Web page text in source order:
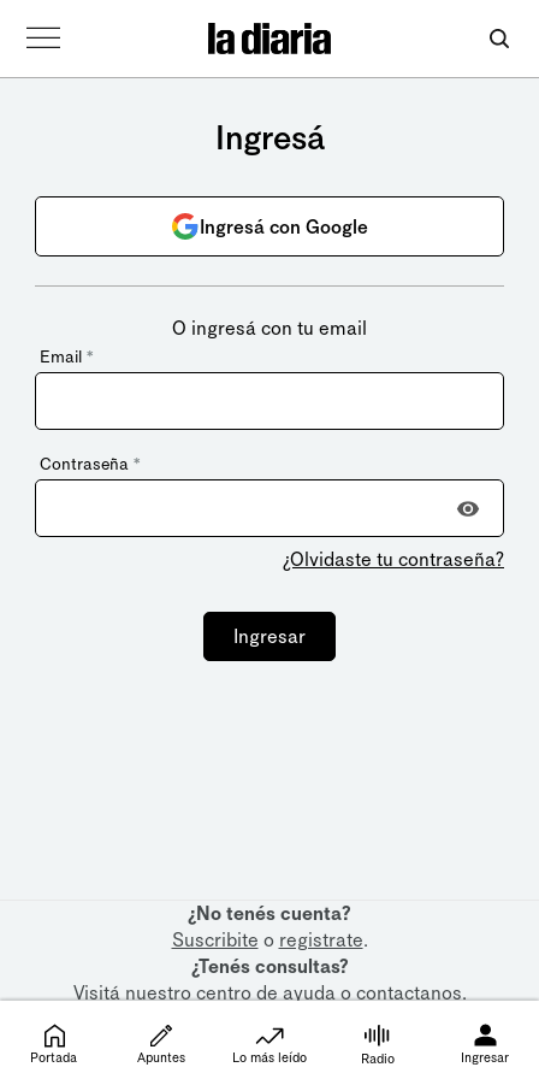
Ingresá
Ingresá con Google
O ingresá con tu email
Email *
Contraseña *
¿Olvidaste tu contraseña?
Ingresar
¿No tenés cuenta?
Suscribite o registrate.
¿Tenés consultas?
Visitá nuestrocentro de ayudaocontactanos.
Portada Apuntes Lo más leído Radio Ingresar